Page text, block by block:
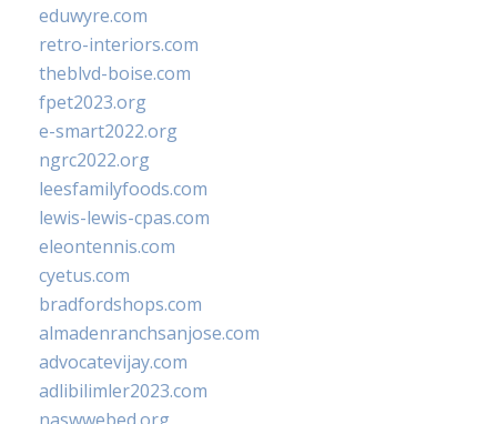
eduwyre.com
retro-interiors.com
theblvd-boise.com
fpet2023.org
e-smart2022.org
ngrc2022.org
leesfamilyfoods.com
lewis-lewis-cpas.com
eleontennis.com
cyetus.com
bradfordshops.com
almadenranchsanjose.com
advocatevijay.com
adlibilimler2023.com